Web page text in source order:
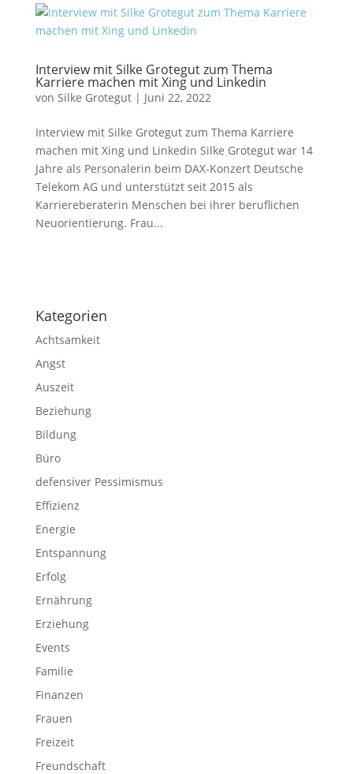
Interview mit Silke Grotegut zum Thema
Karriere machen mit Xing und Linkedin
von Silke Grotegut| Juni 22, 2022
Interview mit Silke Grotegut zum Thema Karriere
machen mit Xing und Linkedin Silke Grotegut war 14
Jahre als Personalerin beim DAX-Konzert Deutsche
Telekom AG und unterstützt seit 2015 als
Karriereberaterin Menschen bei ihrer beruflichen
Neuorientierung. Frau...
Kategorien
Achtsamkeit
Angst
Auszeit
Beziehung
Bildung
Büro
defensiver Pessimismus
Effizienz
Energie
Entspannung
Erfolg
Ernährung
Erziehung
Events
Familie
Finanzen
Frauen
Freizeit
Freundschaft